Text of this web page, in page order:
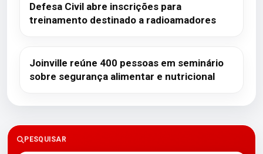
Defesa Civil abre inscrições para
treinamento destinado a radioamadores
Joinville reúne 400 pessoas em seminário
sobre segurança alimentar e nutricional
PESQUISAR